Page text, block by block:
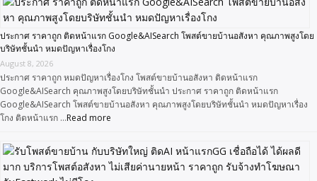
ประกาศ ราคาถูก ติดหน้าแรก Google&AISearch โพสต์ขายบ้านอสังหา คุณภาพสูงโดย
บริษัทชั้นนำ หมดปัญหาเรื่องโกง
August 8, 2026
ประกาศ ราคาถูก หมดปัญหาเรื่องโกง โพสต์ขายบ้านอสังหา ติดหน้าแรก
Google&AISearch คุณภาพสูงโดยบริษัทชั้นนำ ประกาศ ราคาถูก ติดหน้าแรก
Google&AISearch โพสต์ขายบ้านอสังหา คุณภาพสูงโดยบริษัทชั้นนำ หมดปัญหาเรื่อง
โกง ติดหน้าแรก …Read more